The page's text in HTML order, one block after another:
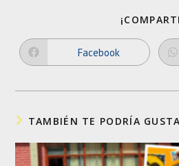
Opens
in
window
Facebook
TAMBIÉN TE PODRÍA